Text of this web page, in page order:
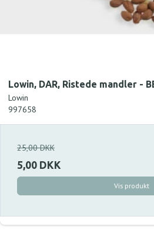
Lowin, DAR, Ristede mandler -
Lowin
997658
25,00 DKK
5,00 DKK
Vis produkt